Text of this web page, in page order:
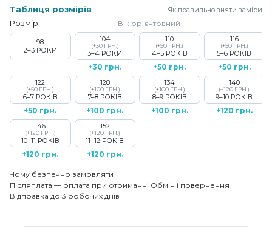
Таблиця розмірів Як правильно зняти заміри
Розмір Вік орієнтовний
98
2–3 РОКИ
104
(+30 ГРН.)
3–4 РОКИ
+30 грн.
110
(+50 ГРН.)
4–5 РОКІВ
+50 грн.
116
(+50 ГРН.)
5–6 РОКІВ
+50 грн.
122
(+50 ГРН.)
6–7 РОКІВ
+50 грн.
128
(+100 ГРН.)
7–8 РОКІВ
+100 грн.
134
(+100 ГРН.)
8–9 РОКІВ
+100 грн.
140
(+120 ГРН.)
9–10 РОКІВ
+120 грн.
146
(+120 ГРН.)
10–11 РОКІВ
+120 грн.
152
(+120 ГРН.)
11–12 РОКІВ
+120 грн.
Чому безпечно замовляти
Післяплата — оплата при отриманні Обмін і повернення
Відправка до 3 робочих днів